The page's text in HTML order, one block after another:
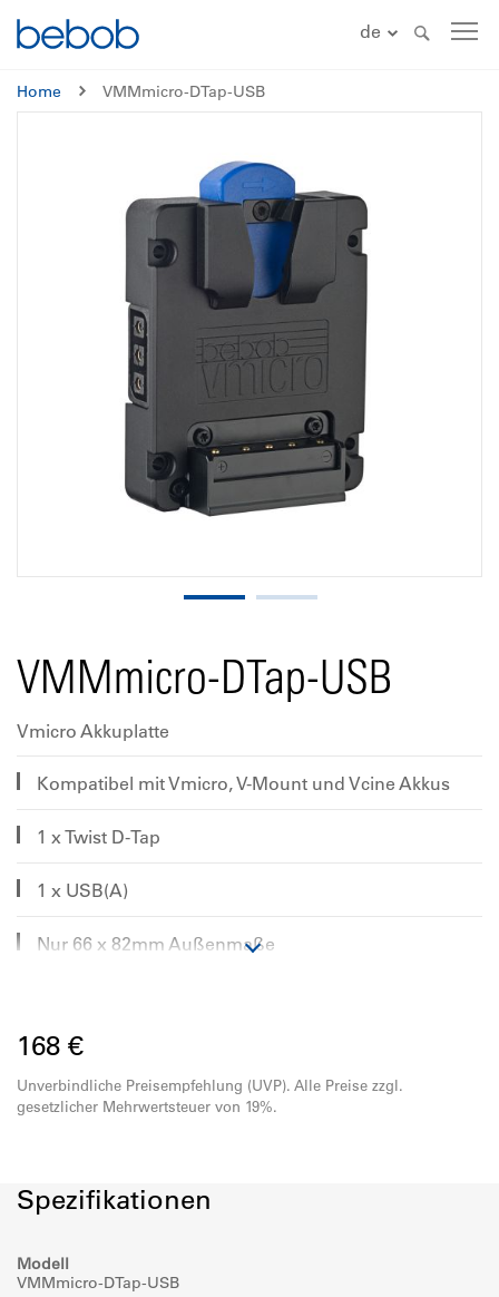
de
Home VMMmicro-DTap-USB
VMMmicro-DTap-USB
Vmicro Akkuplatte
Kompatibel mit Vmicro, V-Mount und Vcine Akkus
1 x Twist D-Tap
1 x USB(A)
Nur 66 x 82mm Außenmaße
168 €
Unverbindliche Preisempfehlung (UVP). Alle Preise zzgl.
gesetzlicher Mehrwertsteuer von 19%.
Spezifikationen
Modell
VMMmicro-DTap-USB